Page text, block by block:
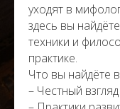
уходят в
здесь вы
техники и
практике.
Что вы найдёте
– Честный